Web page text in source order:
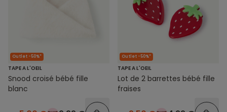
Outlet -50%*
TAPE A L'OEIL
Snood croisé bébé fille
blanc
Outlet -50%*
TAPE A L'OEIL
Lot de 2 barrettes bébé fille
fraises